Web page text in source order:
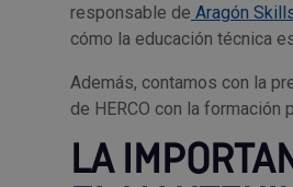
responsable de Aragón
cómo la educación técnica
Además, contamos con la
de HERCO con la formación
LA